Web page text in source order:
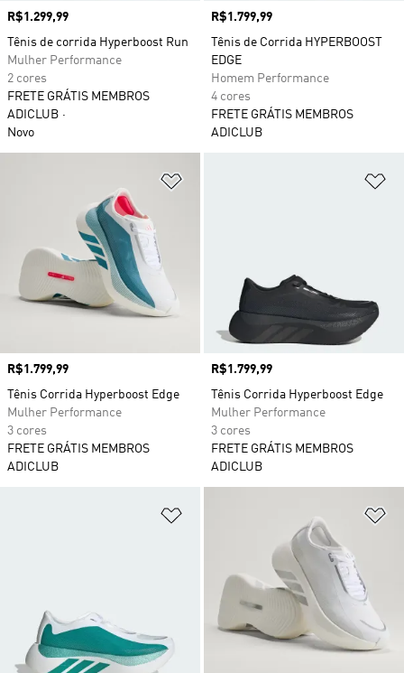
Preço
R$1.299,99
Tênis de corrida Hyperboost Run
Mulher Performance
2 cores
FRETE GRÁTIS MEMBROS
ADICLUB
Novo
Preço
R$1.799,99
Tênis de Corrida HYPERBOOST
EDGE
Homem Performance
4 cores
FRETE GRÁTIS MEMBROS
ADICLUB
Preço
R$1.799,99
Tênis Corrida Hyperboost Edge
Mulher Performance
3 cores
FRETE GRÁTIS MEMBROS
ADICLUB
Preço
R$1.799,99
Tênis Corrida Hyperboost Edge
Mulher Performance
3 cores
FRETE GRÁTIS MEMBROS
ADICLUB
Adicionar à Lista de Desejos